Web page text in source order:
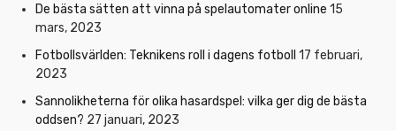
De bästa sätten att vinna på spelautomater online 15
mars, 2023
Fotbollsvärlden: Teknikens roll i dagens fotboll 17 februari,
2023
Sannolikheterna för olika hasardspel: vilka ger dig de bästa
oddsen? 27 januari, 2023